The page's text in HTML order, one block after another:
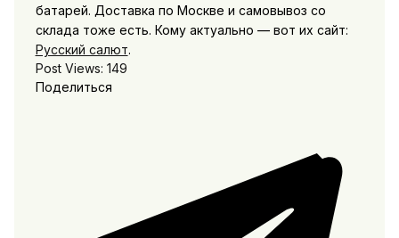
батарей. Доставка по Москве и самовывоз со
склада тоже есть. Кому актуально — вот их сайт:
Русский салют.
Post Views: 149
Поделиться